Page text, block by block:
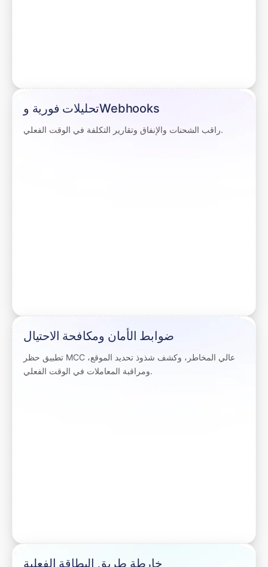
تحليلات فورية وWebhooks
راقب الشحنات والإنفاق وتقارير التكلفة في الوقت الفعلي.
ضوابط الأمان ومكافحة الاحتيال
تطبيق حظر MCC عالي المخاطر، وكشف شذوذ تحديد الموقع،
ومراقبة المعاملات في الوقت الفعلي.
خارطة طريق البطاقة الفعلية